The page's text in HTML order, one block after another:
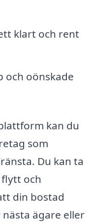
klart och rent
och oönskade
kan du
som
Du kan ta
och
din bostad
ägare eller